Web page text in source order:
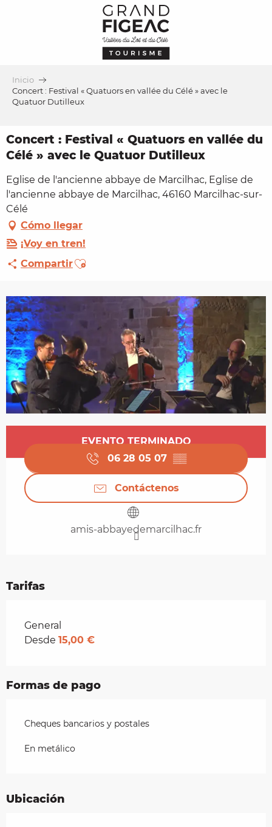
Inicio
Concert : Festival « Quatuors en vallée du Célé » avec le
Quatuor Dutilleux
Concert : Festival « Quatuors en vallée du
Célé » avec le Quatuor Dutilleux
Eglise de l'ancienne abbaye de Marcilhac, Eglise de
l'ancienne abbaye de Marcilhac, 46160 Marcilhac-sur-
Célé
Cómo llegar
¡Voy en tren!
CompartirAjouter aux favoris
Horarios y datos de contacto
EVENTO TERMINADO
06 28 05 07 ▒▒
Contáctenos
amis-abbayedemarcilhac.fr
Tarifas
Tarifas 2026
General
Desde 15,00 €
Formas de pago
Cheques bancarios y postales
En metálico
Ubicación